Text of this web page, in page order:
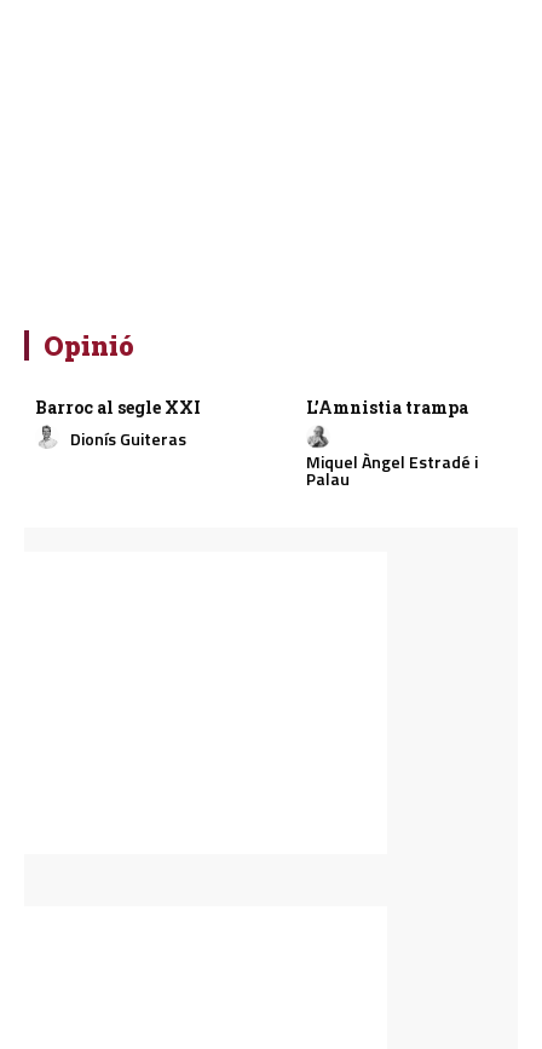
Opinió
Barroc al segle XXI
Dionís Guiteras
L’Amnistia trampa
Miquel Àngel Estradé i
Palau